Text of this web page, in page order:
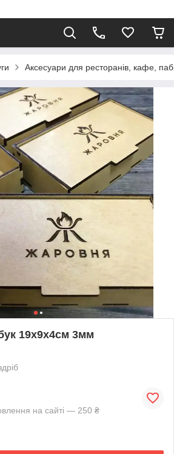
Аксесуари для ресторанів, кафе,
19х9х4см 3мм
на сайті — 250 ₴